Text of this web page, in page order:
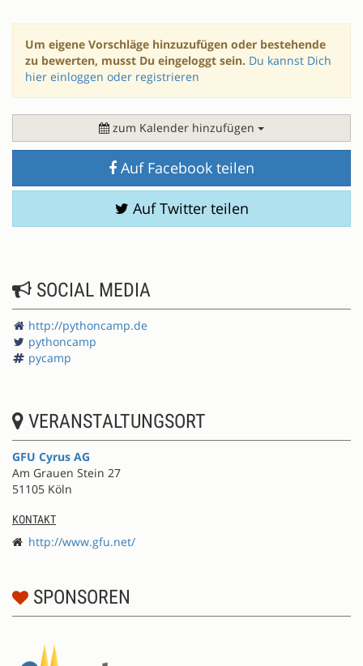
Um eigene Vorschläge hinzuzufügen oder bestehende
zu bewerten, musst Du eingeloggt sein. Du kannst Dich
hier einloggen oder registrieren
zum Kalender hinzufügen
Auf Facebook teilen
Auf Twitter teilen
SOCIAL MEDIA
http://pythoncamp.de
pythoncamp
pycamp
VERANSTALTUNGSORT
GFU Cyrus AG
Am Grauen Stein 27
51105 Köln
KONTAKT
http://www.gfu.net/
SPONSOREN